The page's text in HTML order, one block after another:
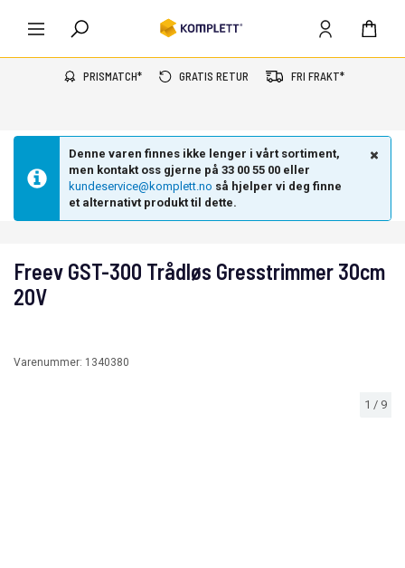
PRISMATCH* GRATIS RETUR FRI FRAKT*
Denne varen finnes ikke lenger i vårt sortiment,
men kontakt oss gjerne på 33 00 55 00 eller
kundeservice@komplett.no så hjelper vi deg finne
et alternativt produkt til dette.
1 / 9
Freev GST-300 Trådløs Gresstrimmer 30cm
20V
Varenummer: 1340380